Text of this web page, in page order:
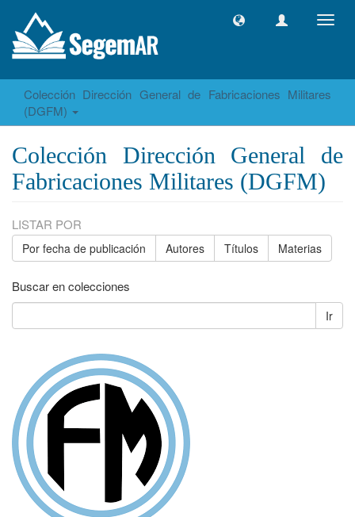
Colección Dirección General de Fabricaciones Militares
(DGFM)
Colección Dirección General de
Fabricaciones Militares (DGFM)
LISTAR POR
Por fecha de publicación Autores Títulos Materias
Buscar en colecciones
Ir